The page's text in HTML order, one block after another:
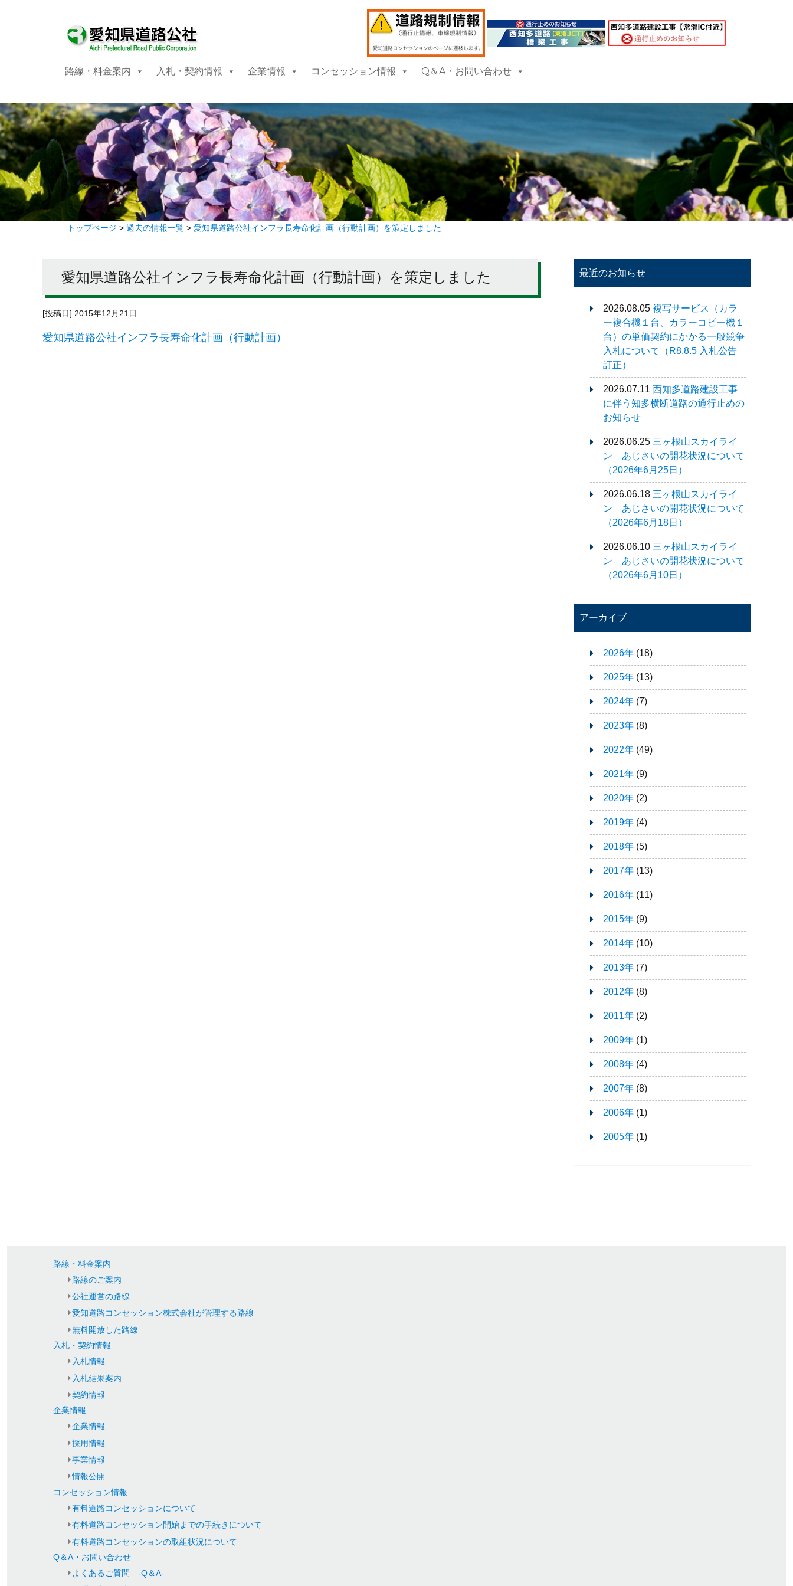
路線・料金案内 入札・契約情報 企業情報 コンセッション情報 Q＆A・お問い合わせ
トップページ > 過去の情報一覧> 愛知県道路公社インフラ長寿命化計画（行動計画）を策定しました
愛知県道路公社インフラ長寿命化計画（行動計画）を策定しました
[投稿日] 2015年12月21日
愛知県道路公社インフラ長寿命化計画（行動計画）
最近のお知らせ
2026.08.05 複写サービス（カラ
ー複合機１台、カラーコピー機１
台）の単価契約にかかる一般競争
入札について（R8.8.5 入札公告
訂正）
2026.07.11 西知多道路建設工事
に伴う知多横断道路の通行止めの
お知らせ
2026.06.25 三ヶ根山スカイライ
ン あじさいの開花状況について
（2026年6月25日）
2026.06.18 三ヶ根山スカイライ
ン あじさいの開花状況について
（2026年6月18日）
2026.06.10 三ヶ根山スカイライ
ン あじさいの開花状況について
（2026年6月10日）
アーカイブ
2026年 (18)
2025年 (13)
2024年 (7)
2023年 (8)
2022年 (49)
2021年 (9)
2020年 (2)
2019年 (4)
2018年 (5)
2017年 (13)
2016年 (11)
2015年 (9)
2014年 (10)
2013年 (7)
2012年 (8)
2011年 (2)
2009年 (1)
2008年 (4)
2007年 (8)
2006年 (1)
2005年 (1)
路線・料金案内
路線のご案内
公社運営の路線
愛知道路コンセッション株式会社が管理する路線
無料開放した路線
入札・契約情報
入札情報
入札結果案内
契約情報
企業情報
企業情報
採用情報
事業情報
情報公開
コンセッション情報
有料道路コンセッションについて
有料道路コンセッション開始までの手続きについて
有料道路コンセッションの取組状況について
Q＆A・お問い合わせ
よくあるご質問 -Q＆A-